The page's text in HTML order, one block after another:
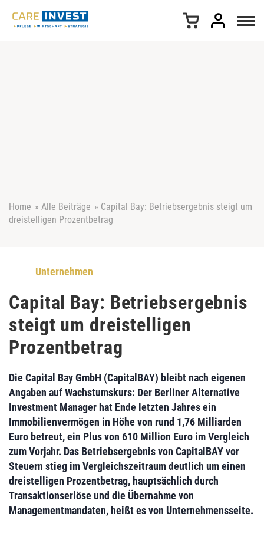
Home » Alle Beiträge » Capital Bay: Betriebsergebnis steigt um
dreistelligen Prozentbetrag
Unternehmen
Capital Bay: Betriebsergebnis
steigt um dreistelligen
Prozentbetrag
Die Capital Bay GmbH (CapitalBAY) bleibt nach eigenen
Angaben auf Wachstumskurs: Der Berliner Alternative
Investment Manager hat Ende letzten Jahres ein
Immobilienvermögen in Höhe von rund 1,76 Milliarden
Euro betreut, ein Plus von 610 Million Euro im Vergleich
zum Vorjahr. Das Betriebsergebnis von CapitalBAY vor
Steuern stieg im Vergleichszeitraum deutlich um einen
dreistelligen Prozentbetrag, hauptsächlich durch
Transaktionserlöse und die Übernahme von
Managementmandaten, heißt es von Unternehmensseite.